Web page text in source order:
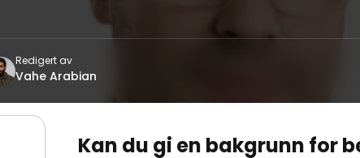
Redigert av
Vahe Arabian
Kan du gi en bakgrunn for